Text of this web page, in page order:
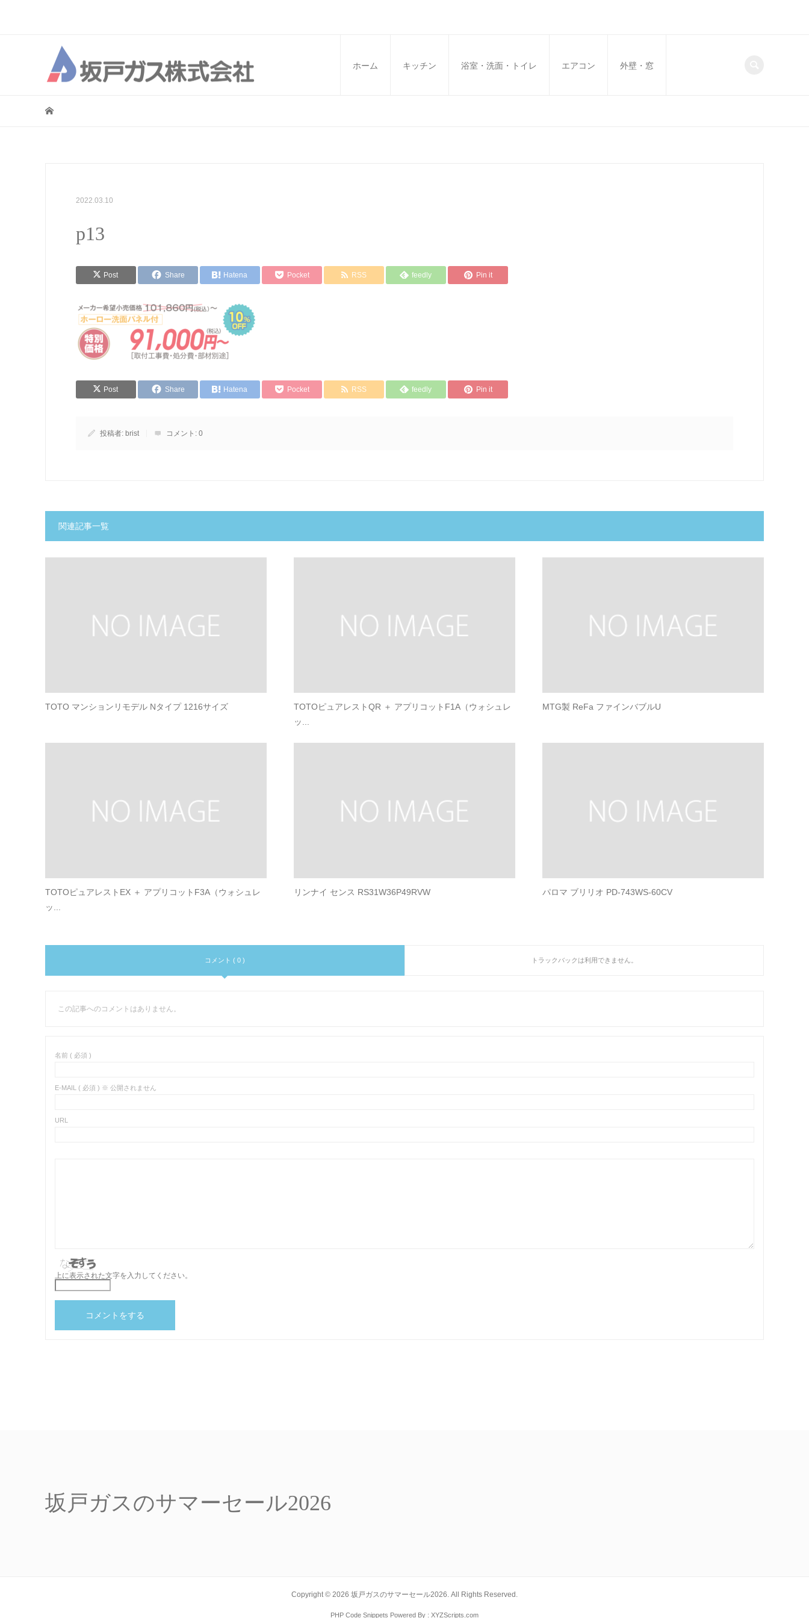
ホーム キッチン 浴室・洗面・トイレ エアコン 外壁・窓
2022.03.10
p13
Post Share Hatena Pocket RSS feedly Pin it
Post Share Hatena Pocket RSS feedly Pin it
投稿者: brist コメント: 0
関連記事一覧
TOTO マンションリモデル Nタイプ 1216サイズ
TOTOピュアレストQR ＋ アプリコットF1A（ウォシュレ
ッ...
MTG製 ReFa ファインバブルU
TOTOピュアレストEX ＋ アプリコットF3A（ウォシュレ
ッ...
リンナイ センス RS31W36P49RVW パロマ ブリリオ PD-743WS-60CV
コメント ( 0 ) トラックバックは利用できません。
この記事へのコメントはありません。
名前 ( 必須 )
E-MAIL ( 必須 ) ※ 公開されません
URL
上に表示された文字を入力してください。
坂戸ガスのサマーセール2026
Copyright © 2026 坂戸ガスのサマーセール2026. All Rights Reserved.
PHP Code Snippets Powered By : XYZScripts.com